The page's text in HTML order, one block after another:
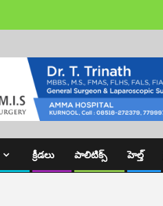
క్రీడలు పాలిటిక్స్ హెల్త్